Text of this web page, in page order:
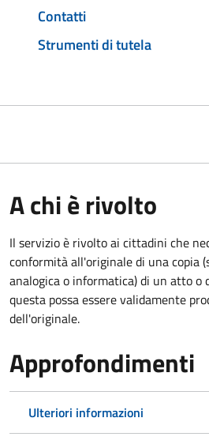
Contatti
Strumenti di tutela
A chi è rivolto
Il servizio è rivolto ai cittadini che
conformità all'originale di una copia
analogica o informatica) di un atto o
questa possa essere validamente
dell'originale.
Approfondimenti
Ulteriori informazioni